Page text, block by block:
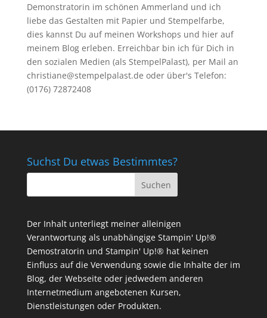
Demonstratorin im schönen Ammerland und ich
liebe das Gestalten mit Papier und Stempelfarbe,
dies kannst Du auf meinen Workshops und hier auf
meinem Blog erleben. Erreichbar bin ich für Dich in
den sozialen Medien (als StempelPalast), per Mail an
christiane@stempelpalast.de oder über's Telefon:
(0176) 72872408
Suchst Du etwas Bestimmtes?
Der Inhalt unterliegt meiner alleinigen
Verantwortung als unabhängige Stampin' Up!®
Demostratorin und Stampin' Up!® hat keinen
Einfluss auf die Verwendung sowie die Inhalte der im
Blog, der Webseite oder jedwedem anderen
Internetmedium angebotenen Kursen,
Dienstleistungen oder Produkten.